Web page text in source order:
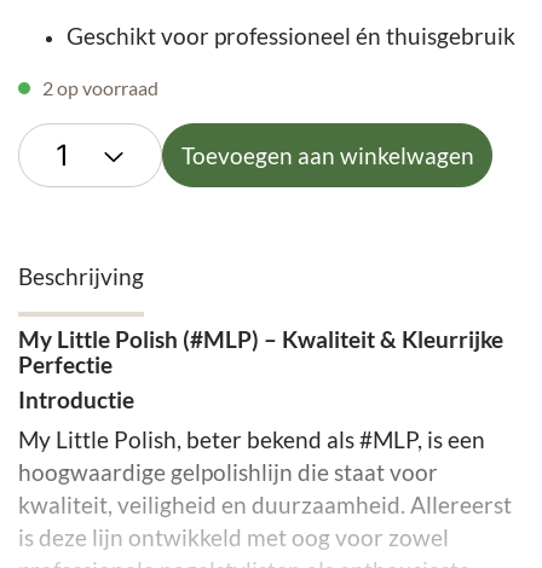
Geschikt voor professioneel én thuisgebruik
2 op voorraad
Toevoegen aan winkelwagen
Beschrijving
My Little Polish (#MLP) – Kwaliteit & Kleurrijke
Perfectie
Introductie
My Little Polish, beter bekend als #MLP, is een
hoogwaardige gelpolishlijn die staat voor
kwaliteit, veiligheid en duurzaamheid. Allereerst
is deze lijn ontwikkeld met oog voor zowel